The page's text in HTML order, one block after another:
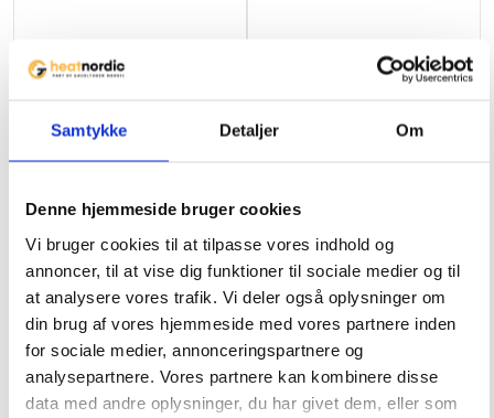
Samtykke Detaljer Om
Denne hjemmeside bruger cookies
Vi bruger cookies til at tilpasse vores indhold og
annoncer, til at vise dig funktioner til sociale medier og til
at analysere vores trafik. Vi deler også oplysninger om
din brug af vores hjemmeside med vores partnere inden
for sociale medier, annonceringspartnere og
analysepartnere. Vores partnere kan kombinere disse
data med andre oplysninger, du har givet dem, eller som
IGT gasfilter
459 kr.
Ikke på lager
Udskiftningsfilter til IGT
139